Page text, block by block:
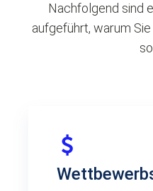
Nachfolgend sind
aufgeführt, warum